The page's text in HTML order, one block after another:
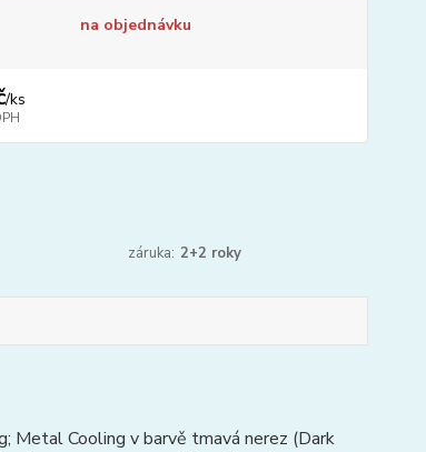
na objednávku
/ks
záruka: 2+2 roky
Metal Cooling v barvě tmavá nerez (Dark